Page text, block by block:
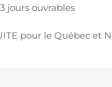
jours ouvrables
pour le Québec et